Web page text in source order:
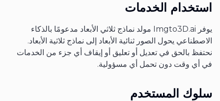
استخدام الخدمات
يوفر Imgto3D.ai مولد نماذج ثلاثي الأبعاد مدعومًا بالذكاء
الاصطناعي يحول الصور ثنائية الأبعاد إلى نماذج ثلاثية الأبعاد.
نحتفظ بالحق في تعديل أو تعليق أو إيقاف أي جزء من الخدمات
في أي وقت دون تحمل أي مسؤولية.
سلوك المستخدم